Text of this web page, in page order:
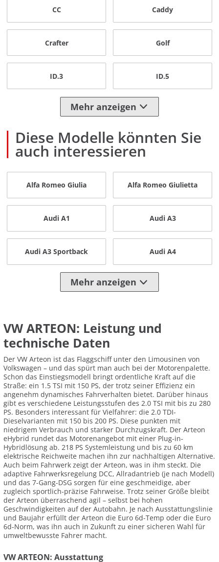
CC Caddy
Crafter Golf
ID.3 ID.5
Mehr anzeigen
Diese Modelle könnten Sie
auch interessieren
Alfa Romeo Giulia Alfa Romeo Giulietta
Audi A1 Audi A3
Audi A3 Sportback Audi A4
Mehr anzeigen
VW ARTEON: Leistung und
technische Daten
Der VW Arteon ist das Flaggschiff unter den Limousinen von
Volkswagen – und das spürt man auch bei der Motorenpalette.
Schon das Einstiegsmodell bringt ordentliche Kraft auf die
Straße: ein 1.5 TSI mit 150 PS, der trotz seiner Effizienz ein
angenehm dynamisches Fahrverhalten bietet. Darüber hinaus
gibt es verschiedene Leistungsstufen des 2.0 TSI mit bis zu 280
PS. Besonders interessant für Vielfahrer: die 2.0 TDI-
Dieselvarianten mit 150 bis 200 PS. Diese punkten mit
niedrigem Verbrauch und starker Durchzugskraft. Der Arteon
eHybrid rundet das Motorenangebot mit einer Plug-in-
Hybridlösung ab. 218 PS Systemleistung und bis zu 60 km
elektrische Reichweite machen ihn zur nachhaltigen Alternative.
Auch beim Fahrwerk zeigt der Arteon, was in ihm steckt. Die
adaptive Fahrwerksregelung DCC, Allradantrieb (je nach Modell)
und das 7-Gang-DSG sorgen für eine geschmeidige, aber
zugleich sportlich-präzise Fahrweise. Trotz seiner Größe bleibt
der Arteon überraschend agil – selbst bei hohen
Geschwindigkeiten auf der Autobahn. Je nach Ausstattungslinie
und Baujahr erfüllt der Arteon die Euro 6d-Temp oder die Euro
6d-Norm, was ihn auch in Zukunft zu einer sicheren Wahl für
umweltbewusste Fahrer macht.
VW ARTEON: Ausstattung